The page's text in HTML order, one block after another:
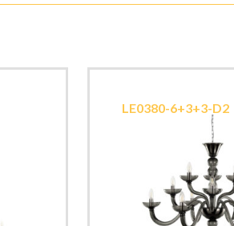
LE0380-6+3+3-D2